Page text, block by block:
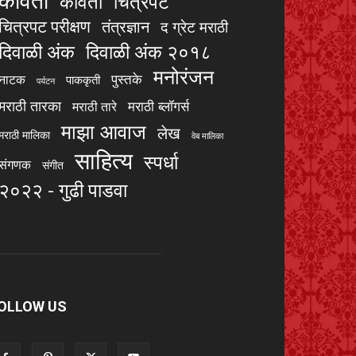
परीक्षण तंत्रज्ञान द ग्रेट मराठी
अंक दिवाळी अंक २०१८
पर्यटन पाककृती पुस्तके मनोरंजन
तारका मराठी तारे मराठी ब्लॉगर्स
मालिका माझा आवाज लेख वेब मालिका
संगीत साहित्य स्पर्धा
- गुढी पाडवा
US